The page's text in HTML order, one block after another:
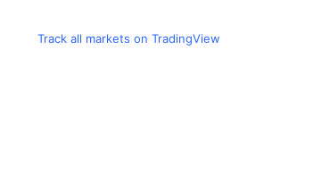
Track all markets on TradingView